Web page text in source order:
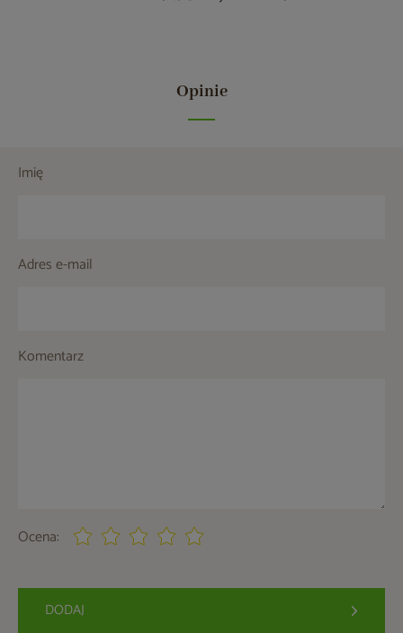
Opinie
Imię
Adres e-mail
Komentarz
Ocena:
DODAJ